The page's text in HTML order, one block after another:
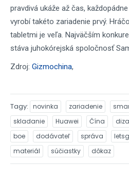
pravdivá ukáže až čas,
vyrobí takéto zariadenie prvý.
tabletmi je veľa. Najväčším
stáva juhokórejská spoločnosť
Zdroj: Gizmochina,
Tagy novinka zariadenie
skladanie
Huawei Čína
boe
dodávateľ správa
materiál
súčiastky dôkaz